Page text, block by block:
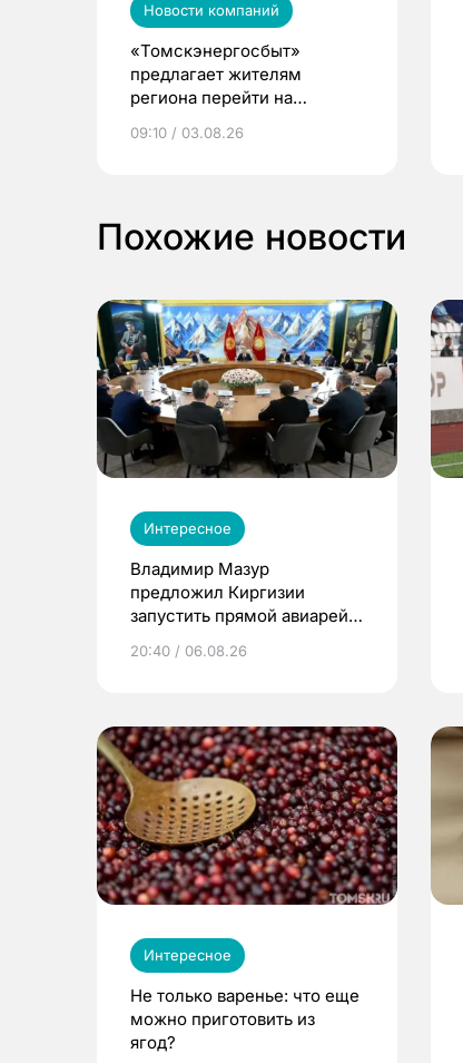
Новости компаний
«Томскэнергосбыт»
предлагает жителям
региона перейти на
выиграть призы
09:10 / 03.08.26
Похожие новости
Интересное
Владимир Мазур
предложил Киргизии
запустить прямой авиарейс
20:40 / 06.08.26
Интересное
Не только варенье: что еще
можно приготовить из
ягод?